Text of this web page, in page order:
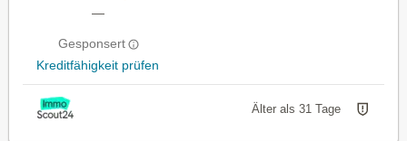
—
Gesponsert
Kreditfähigkeit prüfen
Älter als 31 Tage